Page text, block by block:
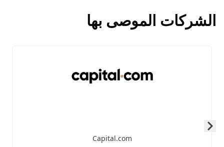
الشركات الموصى بها
Capital.comSkip to next slide page